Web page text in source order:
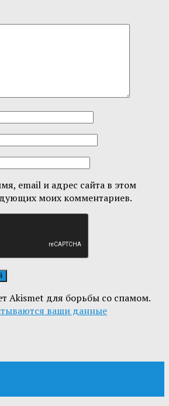
email и адрес сайта в этом
моих комментариев.
Akismet для борьбы со спамом.
ваши данные